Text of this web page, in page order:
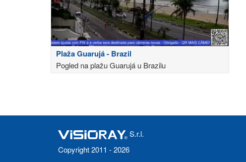
Plaža Guarujá - Brazil
Pogled na plažu Guarujá u Brazilu
S.r.l.
Copyright 2011 - 2026